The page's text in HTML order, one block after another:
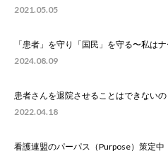
2021.05.05
「患者」を守り「国民」を守る〜私は
2024.08.09
患者さんを退院させることはできない
2022.04.18
看護連盟のパーパス（Purpose）策定中